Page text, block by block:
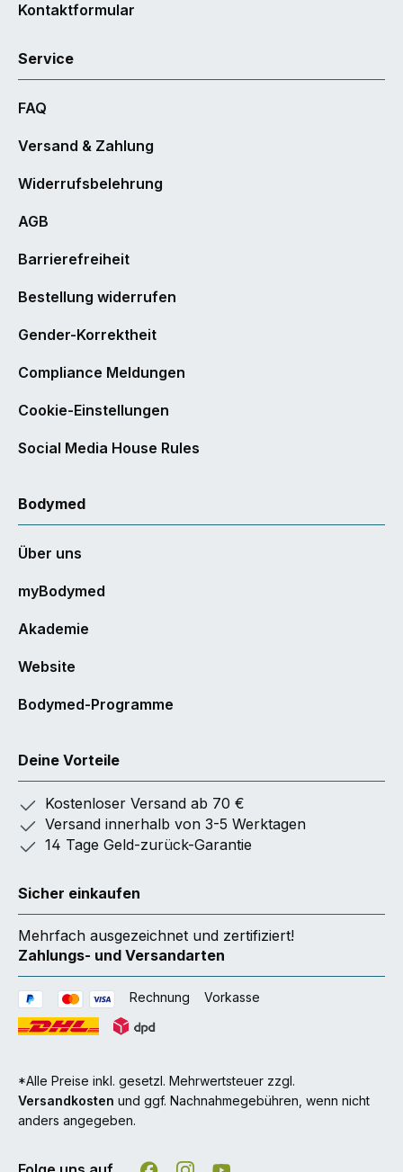
Kontaktformular
Service
FAQ
Versand & Zahlung
Widerrufsbelehrung
AGB
Barrierefreiheit
Bestellung widerrufen
Gender-Korrektheit
Compliance Meldungen
Cookie-Einstellungen
Social Media House Rules
Bodymed
Über uns
myBodymed
Akademie
Website
Bodymed-Programme
Deine Vorteile
Kostenloser Versand ab 70 €
Versand innerhalb von 3-5 Werktagen
14 Tage Geld-zurück-Garantie
Sicher einkaufen
Mehrfach ausgezeichnet und zertifiziert!
Zahlungs- und Versandarten
Rechnung Vorkasse
*Alle Preise inkl. gesetzl. Mehrwertsteuer zzgl.
Versandkosten und ggf. Nachnahmegebühren, wenn nicht
anders angegeben.